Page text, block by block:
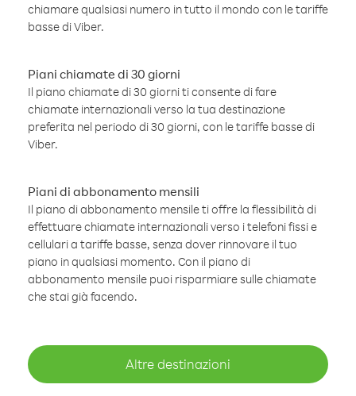
chiamare qualsiasi numero in tutto il mondo con le tariffe
basse di Viber.
Piani chiamate di 30 giorni
Il piano chiamate di 30 giorni ti consente di fare
chiamate internazionali verso la tua destinazione
preferita nel periodo di 30 giorni, con le tariffe basse di
Viber.
Piani di abbonamento mensili
Il piano di abbonamento mensile ti offre la flessibilità di
effettuare chiamate internazionali verso i telefoni fissi e
cellulari a tariffe basse, senza dover rinnovare il tuo
piano in qualsiasi momento. Con il piano di
abbonamento mensile puoi risparmiare sulle chiamate
che stai già facendo.
Altre destinazioni